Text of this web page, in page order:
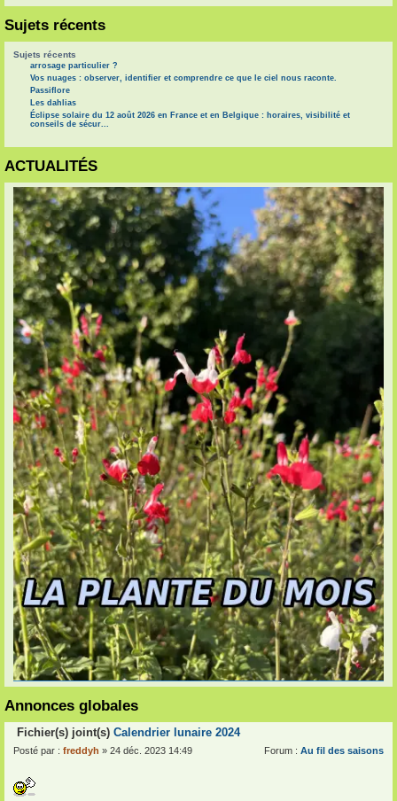
Sujets récents
Sujets récents
arrosage particulier ?
Vos nuages : observer, identifier et comprendre ce que le ciel nous raconte.
Passiflore
Les dahlias
Éclipse solaire du 12 août 2026 en France et en Belgique : horaires, visibilité et
conseils de sécur...
ACTUALITÉS
Annonces globales
Fichier(s) joint(s) Calendrier lunaire 2024
Posté par : freddyh » 24 déc. 2023 14:49 Forum : Au fil des saisons